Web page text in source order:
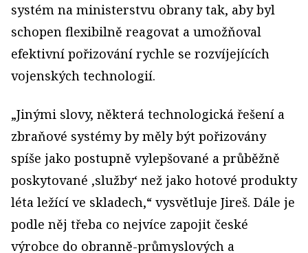
systém na ministerstvu obrany tak, aby byl
schopen flexibilně reagovat a umožňoval
efektivní pořizování rychle se rozvíjejících
vojenských technologií.
„Jinými slovy, některá technologická řešení a
zbraňové systémy by měly být pořizovány
spíše jako postupně vylepšované a průběžně
poskytované ‚služby‘ než jako hotové produkty
léta ležící ve skladech,“ vysvětluje Jireš. Dále je
podle něj třeba co nejvíce zapojit české
výrobce do obranně-průmyslových a